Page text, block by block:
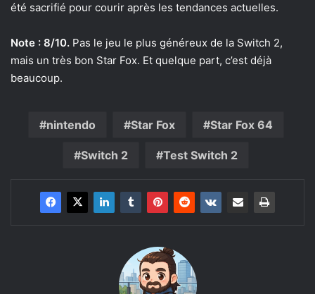
été sacrifié pour courir après les tendances actuelles.
Note : 8/10. Pas le jeu le plus généreux de la Switch 2,
mais un très bon Star Fox. Et quelque part, c’est déjà
beaucoup.
nintendo Star Fox Star Fox 64
Switch 2 Test Switch 2